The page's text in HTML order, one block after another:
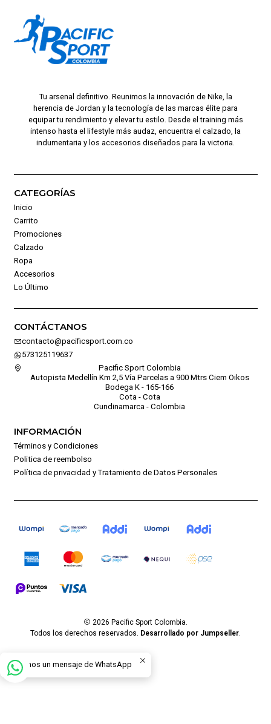
Tu arsenal definitivo. Reunimos la innovación de Nike, la
herencia de Jordan y la tecnología de las marcas élite para
equipar tu rendimiento y elevar tu estilo. Desde el training más
intenso hasta el lifestyle más audaz, encuentra el calzado, la
indumentaria y los accesorios diseñados para la victoria.
CATEGORÍAS
Inicio
Carrito
Promociones
Calzado
Ropa
Accesorios
Lo Último
CONTÁCTANOS
contacto@pacificsport.com.co
573125119637
Pacific Sport Colombia
Autopista Medellín Km 2,5 Vía Parcelas a 900 Mtrs Ciem Oikos
Bodega K - 165-166
Cota - Cota
Cundinamarca - Colombia
INFORMACIÓN
Términos y Condiciones
Politica de reembolso
Política de privacidad y Tratamiento de Datos Personales
2026 Pacific Sport Colombia.
Todos los derechos reservados. Desarrollado por Jumpseller.
Envíanos un mensaje de WhatsApp